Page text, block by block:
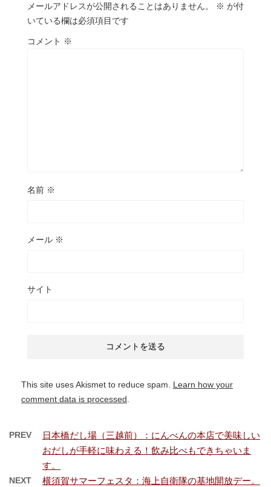
メールアドレスが公開されることはありません。 ※ が付
いている欄は必須項目です
コメント ※
名前 ※
メール ※
サイト
This site uses Akismet to reduce spam. Learn how your
comment data is processed
PREV
日本橋だし場（三越前）：にんべんの本店で美味しい
おだしが手軽に味わえる！飲み比べもできちゃいま
す。
NEXT
横須賀サマーフェスタ：海上自衛隊の基地開放デー。